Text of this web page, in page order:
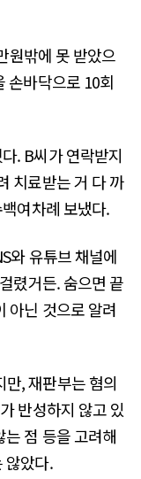
원밖에 못 받았으
손바닥으로 10회
. B씨가 연락받지
치료받는 거 다 까
여차례 보냈다.
와 유튜브 채널에
렸거든. 숨으면 끝
아닌 것으로 알려
만, 재판부는 혐의
반성하지 않고 있
점 등을 고려해
않았다.